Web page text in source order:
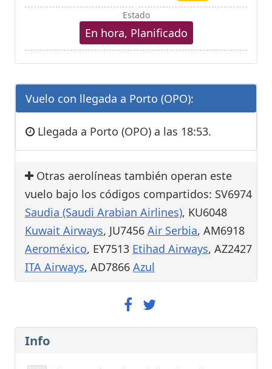
Estado
En hora, Planificado
Vuelo con llegada a Porto (OPO):
Llegada a Porto (OPO) a las 18:53.
Otras aerolíneas también operan este
vuelo bajo los códigos compartidos: SV6974
Saudia (Saudi Arabian Airlines), KU6048
Kuwait Airways, JU7456 Air Serbia, AM6918
Aeroméxico, EY7513 Etihad Airways, AZ2427
ITA Airways, AD7866 Azul
Info